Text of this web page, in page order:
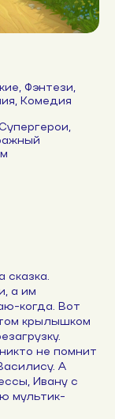
Фэнтези,
Комедия
сказка.
а им
когда. Вот
крылышком
не помнит
А
Ивану с
мультик-